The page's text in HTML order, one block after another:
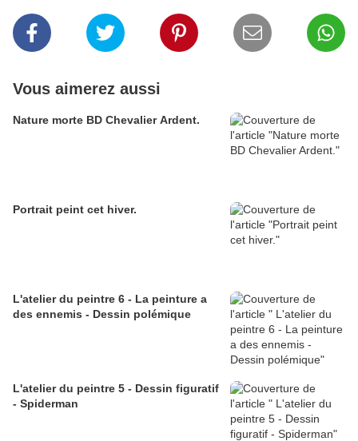
Vous aimerez aussi
Nature morte BD Chevalier Ardent.
Portrait peint cet hiver.
L'atelier du peintre 6 - La peinture a
des ennemis - Dessin polémique
L'atelier du peintre 5 - Dessin figuratif
- Spiderman